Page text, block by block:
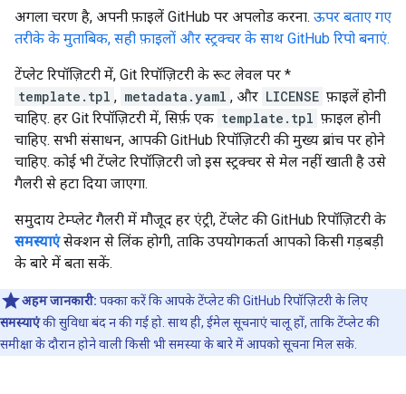
अगला चरण है, अपनी फ़ाइलें GitHub पर अपलोड करना. ऊपर बताए गए
तरीके के मुताबिक, सही फ़ाइलों और स्ट्रक्चर के साथ GitHub रिपो बनाएं.
टेंप्लेट रिपॉज़िटरी में, Git रिपॉज़िटरी के रूट लेवल पर *
template.tpl , metadata.yaml , और LICENSE फ़ाइलें होनी
चाहिए. हर Git रिपॉज़िटरी में, सिर्फ़ एक template.tpl फ़ाइल होनी
चाहिए. सभी संसाधन, आपकी GitHub रिपॉज़िटरी की मुख्य ब्रांच पर होने
चाहिए. कोई भी टेंप्लेट रिपॉज़िटरी जो इस स्ट्रक्चर से मेल नहीं खाती है उसे
गैलरी से हटा दिया जाएगा.
समुदाय टेम्प्लेट गैलरी में मौजूद हर एंट्री, टेंप्लेट की GitHub रिपॉज़िटरी के
समस्याएंसेक्शन से लिंक होगी, ताकि उपयोगकर्ता आपको किसी गड़बड़ी
के बारे में बता सकें.
अहम जानकारी: पक्का करें कि आपके टेंप्लेट की GitHub रिपॉज़िटरी के लिए
समस्याएंकी सुविधा बंद न की गई हो. साथ ही, ईमेल सूचनाएं चालू हों, ताकि टेंप्लेट की
समीक्षा के दौरान होने वाली किसी भी समस्या के बारे में आपको सूचना मिल सके.